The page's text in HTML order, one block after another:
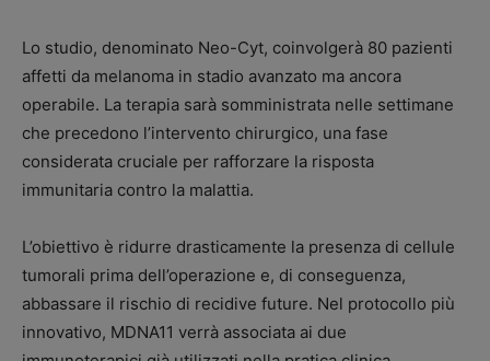
Lo studio, denominato Neo-Cyt, coinvolgerà 80 pazienti
affetti da melanoma in stadio avanzato ma ancora
operabile. La terapia sarà somministrata nelle settimane
che precedono l’intervento chirurgico, una fase
considerata cruciale per rafforzare la risposta
immunitaria contro la malattia.
L’obiettivo è ridurre drasticamente la presenza di cellule
tumorali prima dell’operazione e, di conseguenza,
abbassare il rischio di recidive future. Nel protocollo più
innovativo, MDNA11 verrà associata ai due